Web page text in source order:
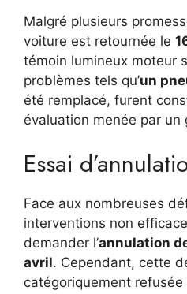
Malgré plusieurs
voiture est retournée le
témoin lumineux moteur
problèmes tels qu’un
été remplacé, furent
évaluation menée par un
Essai
Face aux nombreuses
interventions non
demander l’annulation
avril. Cependant, cette
catégoriquement